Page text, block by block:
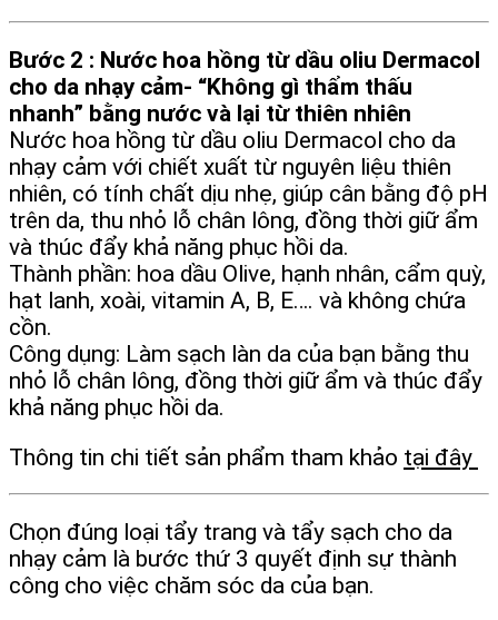
Bước 2 : Nước hoa hồng từ dầu oliu Dermacol
cho da nhạy cảm- “Không gì thẩm thấu
nhanh” bằng nước và lại từ thiên nhiên
Nước hoa hồng từ dầu oliu Dermacol cho da
nhạy cảm với chiết xuất từ nguyên liệu thiên
nhiên, có tính chất dịu nhẹ, giúp cân bằng độ pH
trên da, thu nhỏ lỗ chân lông, đồng thời giữ ẩm
và thúc đẩy khả năng phục hồi da.
Thành phần: hoa dầu Olive, hạnh nhân, cẩm quỳ,
hạt lanh, xoài, vitamin A, B, E…. và không chứa
cồn.
Công dụng: Làm sạch làn da của bạn bằng thu
nhỏ lỗ chân lông, đồng thời giữ ẩm và thúc đẩy
khả năng phục hồi da.
Thông tin chi tiết sản phẩm tham khảo tại đây
Chọn đúng loại tẩy trang và tẩy sạch cho da
nhạy cảm là bước thứ 3 quyết định sự thành
công cho việc chăm sóc da của bạn.